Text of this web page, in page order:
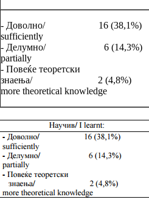
- Доволно/ 16 (38,1%)
sufficiently
- Делумно/ 6 (14,3%)
partially
- Повеќе теоретски
знаења/ 2 (4,8%)
more theoretical knowledge